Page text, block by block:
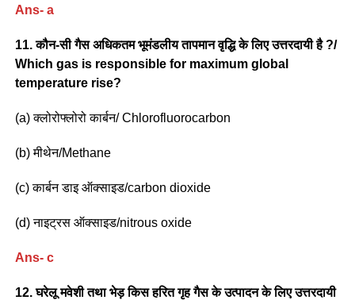
Ans- a
11. कौन-सी गैस अधिकतम भूमंडलीय तापमान वृद्धि के लिए उत्तरदायी है ?/
Which gas is responsible for maximum global
temperature rise?
(a) क्लोरोफ्लोरो कार्बन/ Chlorofluorocarbon
(b) मीथेन/Methane
(c) कार्बन डाइ ऑक्साइड/carbon dioxide
(d) नाइट्रस ऑक्साइड/nitrous oxide
Ans- c
12. घरेलू मवेशी तथा भेड़ किस हरित गृह गैस के उत्पादन के लिए उत्तरदायी